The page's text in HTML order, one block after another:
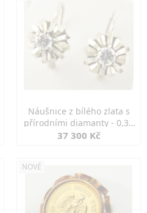
Náušnice z bílého zlata s
přírodními diamanty - 0,30
ct
37 300 Kč
NOVÉ